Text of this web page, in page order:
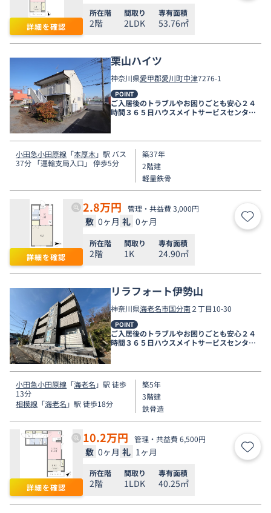
詳細を確認
所在階
2階
間取り
2LDK
専有面積
53.76㎡
栗山ハイツ
神奈川県愛甲郡愛川町中津7276-1
POINT
ご入居後のトラブルやお困りごとも安心２４
時間３６５日ハウスメイトサービスセンター
小田急小田原線 「本厚木」駅 バス
37分 「運輸支局入口」 停歩5分
築37年
2階建
軽量鉄骨
詳細を確認
2.8万円 管理・共益費 3,000円
敷 0ヶ月 礼 0ヶ月 お気
所在階
2階
間取り
1K
専有面積
24.90㎡
リラフォート伊勢山
神奈川県海老名市国分南２丁目10-30
POINT
ご入居後のトラブルやお困りごとも安心２４
時間３６５日ハウスメイトサービスセンター
電話受付対応。
小田急小田原線 「海老名 」駅 徒歩
13分
相模線 「海老名 」駅 徒歩18分
築5年
3階建
鉄骨造
詳細を確認
10.2万円 管理・共益費 6,500円
敷 0ヶ月 礼 1ヶ月 お気
所在階
2階
間取り
1LDK
専有面積
40.25㎡